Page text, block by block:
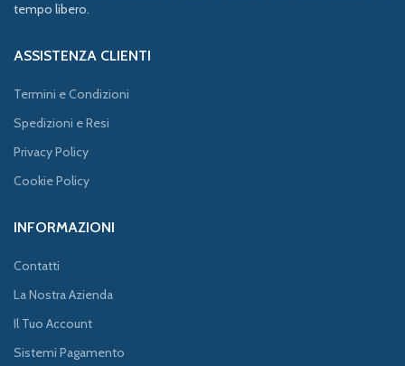
tempo libero.
ASSISTENZA CLIENTI
Termini e Condizioni
Spedizioni e Resi
Privacy Policy
Cookie Policy
INFORMAZIONI
Contatti
La Nostra Azienda
Il Tuo Account
Sistemi Pagamento